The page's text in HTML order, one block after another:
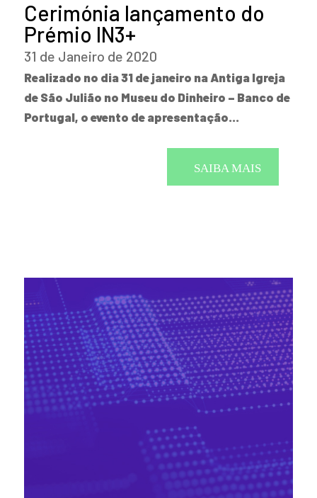
Cerimónia lançamento do
Prémio IN3+
31 de Janeiro de 2020
Realizado no dia 31 de janeiro na Antiga Igreja
de São Julião no Museu do Dinheiro – Banco de
Portugal, o evento de apresentação…
SAIBA MAIS